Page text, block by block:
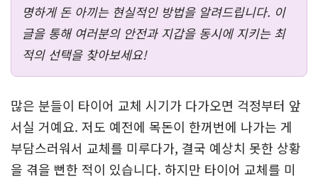
명하게 돈 아끼는 현실적인 방법을 알려드립니다. 이
글을 통해 여러분의 안전과 지갑을 동시에 지키는 최
적의 선택을 찾아보세요!
많은 분들이 타이어 교체 시기가 다가오면 걱정부터 앞
서실 거예요. 저도 예전에 목돈이 한꺼번에 나가는 게
부담스러워서 교체를 미루다가, 결국 예상치 못한 상황
을 겪을 뻔한 적이 있습니다. 하지만 타이어 교체를 미